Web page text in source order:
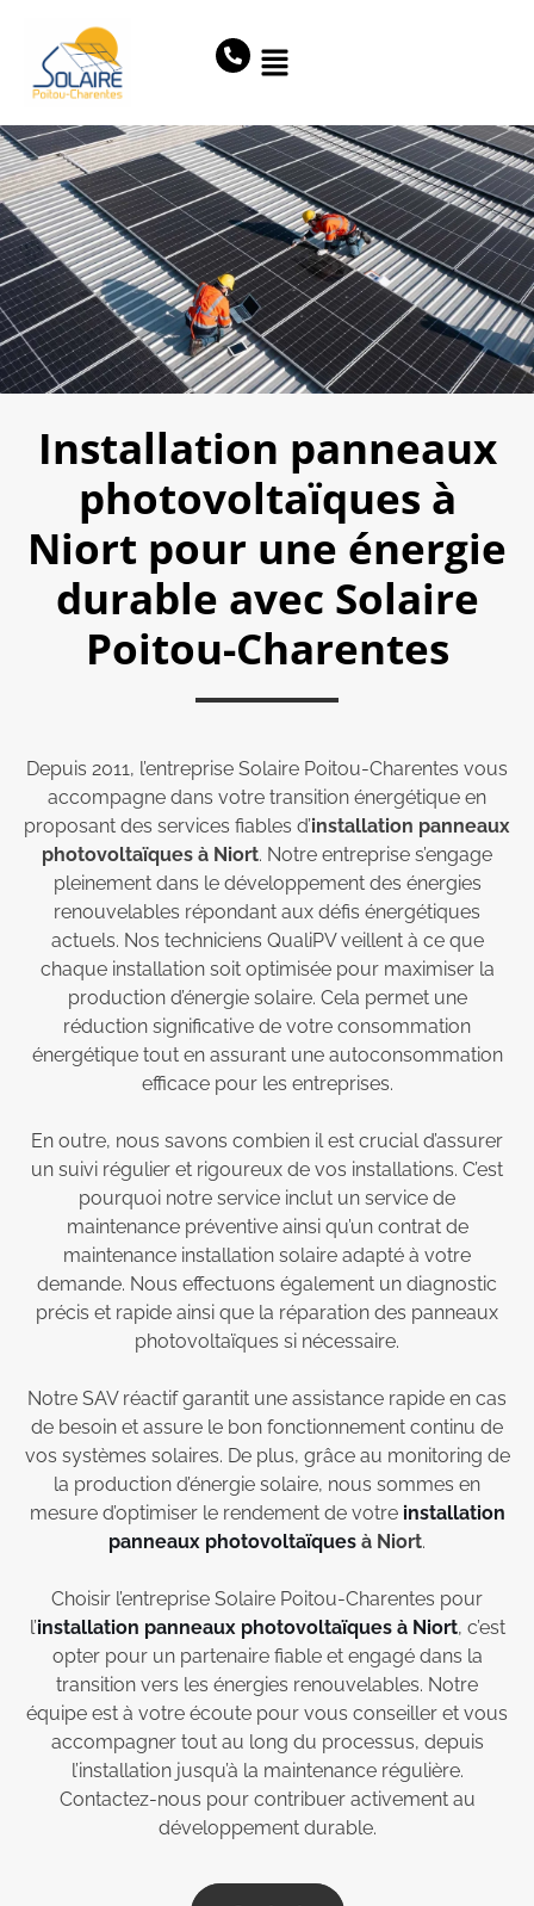
Installation panneaux
photovoltaïques à
Niort pour une énergie
durable avec Solaire
Poitou-Charentes
Depuis 2011, l’entreprise Solaire Poitou-Charentes vous
accompagne dans votre transition énergétique en
proposant des services fiables d’installation panneaux
photovoltaïques à Niort. Notre entreprise s’engage
pleinement dans le développement des énergies
renouvelables répondant aux défis énergétiques
actuels. Nos techniciens QualiPV veillent à ce que
chaque installation soit optimisée pour maximiser la
production d’énergie solaire. Cela permet une
réduction significative de votre consommation
énergétique tout en assurant une autoconsommation
efficace pour les entreprises.
En outre, nous savons combien il est crucial d’assurer
un suivi régulier et rigoureux de vos installations. C’est
pourquoi notre service inclut un service de
maintenance préventive ainsi qu’un contrat de
maintenance installation solaire adapté à votre
demande. Nous effectuons également un diagnostic
précis et rapide ainsi que la réparation des panneaux
photovoltaïques si nécessaire.
Notre SAV réactif garantit une assistance rapide en cas
de besoin et assure le bon fonctionnement continu de
vos systèmes solaires. De plus, grâce au monitoring de
la production d’énergie solaire, nous sommes en
mesure d’optimiser le rendement de votre installation
panneaux photovoltaïques à Niort.
Choisir l’entreprise Solaire Poitou-Charentes pour
l’installation panneaux photovoltaïques à Niort, c’est
opter pour un partenaire fiable et engagé dans la
transition vers les énergies renouvelables. Notre
équipe est à votre écoute pour vous conseiller et vous
accompagner tout au long du processus, depuis
l’installation jusqu’à la maintenance régulière.
Contactez-nous pour contribuer activement au
développement durable.